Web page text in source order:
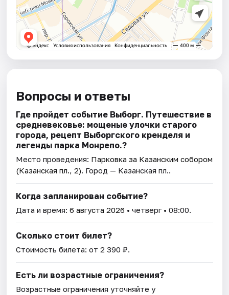
Вопросы и ответы
Где пройдет событие Выборг. Путешествие в
средневековье: мощеные улочки старого
города, рецепт Выборгского кренделя и
легенды парка Монрепо.?
Место проведения: Парковка за Казанским собором
(Казанская пл., 2). Город — Казанская пл..
Когда запланирован событие?
Дата и время:6 августа 2026 • четверг • 08:00.
Сколько стоит билет?
Стоимость билета: от 2 390 ₽.
Есть ли возрастные ограничения?
Возрастные ограничения уточняйте у